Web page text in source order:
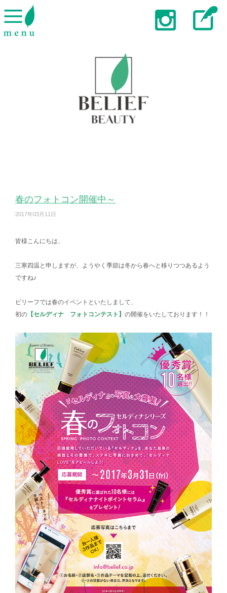
春のフォトコン開催中～
2017年03月11日
皆様こんにちは、
三寒四温と申しますが、ようやく季節は冬から春へと移りつつあるよう
ですね♪
ビリーフでは春のイベントといたしまして、
初の 【セルディナ フォトコンテスト】 の開催をいたしております！！